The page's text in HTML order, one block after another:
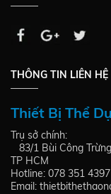
THÔNG TIN LIÊN HỆ
Thiết Bị Thể
Trụ sở chính:
83/1 Bùi Công
TP HCM
Hotline: 078 351 4397
Email: